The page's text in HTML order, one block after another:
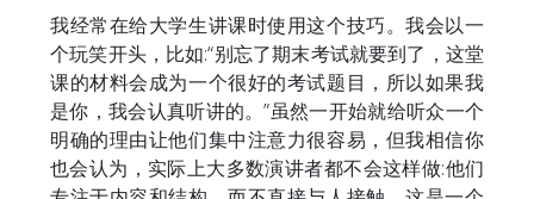
我经常在给大学生讲课时使用这个技巧。我会以一
个玩笑开头，比如:“别忘了期末考试就要到了，这堂
课的材料会成为一个很好的考试题目，所以如果我
是你，我会认真听讲的。”虽然一开始就给听众一个
明确的理由让他们集中注意力很容易，但我相信你
也会认为，实际上大多数演讲者都不会这样做:他们